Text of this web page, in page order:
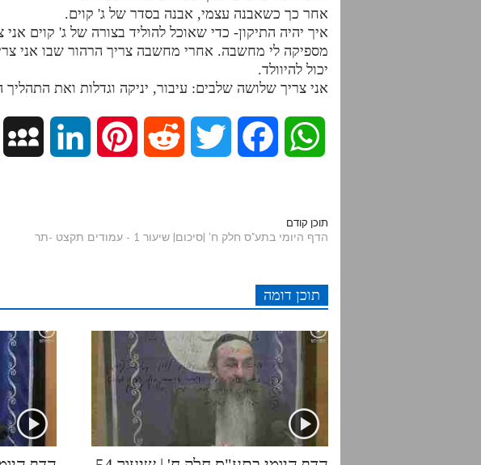
אחר כך כשאבנה עצמי, אבנה בסדר של ג' קוים.
איך יהיה התיקון- כדי שאוכל להוליד בצורה של ג' קוים
מספיקה לי מחשבה. אחרי מחשבה צריך הרהור שבו אני
יכול להיוולד.
אני צריך שלושה שלבים: עיבור, יניקה וגדלות ואת התהליך
W
s
A
p
p
o
o
r
t
d
n
תוכן קודם
הדף היומי בתע"ס חלק ח' |סיכום| שיעור 1 - עמודים תקצט -תר
תוכן דומה